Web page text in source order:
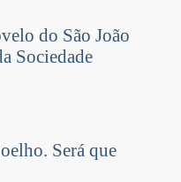
do São João
Sociedade
Será que